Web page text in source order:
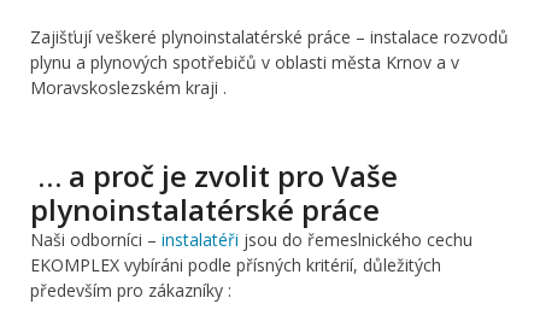
Zajišťují veškeré plynoinstalatérské práce – instalace rozvodů
plynu a plynových spotřebičů v oblasti města Krnov a v
Moravskoslezském kraji .
… a proč je zvolit pro Vaše
plynoinstalatérské práce
Naši odborníci – instalatéři jsou do řemeslnického cechu
EKOMPLEX vybíráni podle přísných kritérií, důležitých
především pro zákazníky :